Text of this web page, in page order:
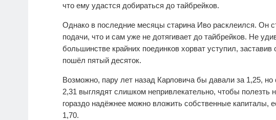
что ему удастся добираться до тайбрейков.
Однако в последние месяцы старина Иво расклеился. Он
подачи, что и сам уже не дотягивает до тайбрейков. Не
большинстве крайних поединков хорват уступил,
пошёл пятый десяток.
Возможно, пару лет назад Карловича бы давали за 1,25,
2,31 выглядят слишком непривлекательно, чтобы полезть
гораздо надёжнее можно вложить собственные капиталы,
1,70.